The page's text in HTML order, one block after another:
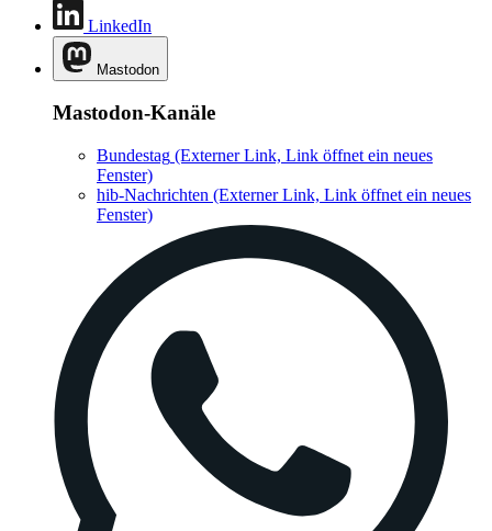
LinkedIn
Mastodon
Mastodon-Kanäle
Bundestag (Externer Link, Link öffnet ein neues
Fenster)
hib-Nachrichten (Externer Link, Link öffnet ein neues
Fenster)